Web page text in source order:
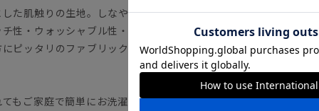
た肌触りの生地。しなやかなメリノウールとリサイクルポリエス
性・ウォッシャブル性・イージーケア性に優れた素材は、暑い夏
ピッタリのファブリックです。
もご家庭で簡単にお洗濯が可能です。